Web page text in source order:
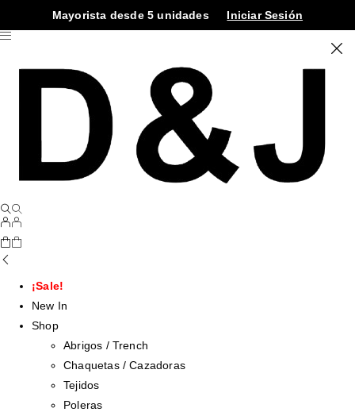
Mayorista desde 5 unidades Iniciar Sesión
¡Sale!
New In
Shop
Abrigos / Trench
Chaquetas / Cazadoras
Tejidos
Poleras